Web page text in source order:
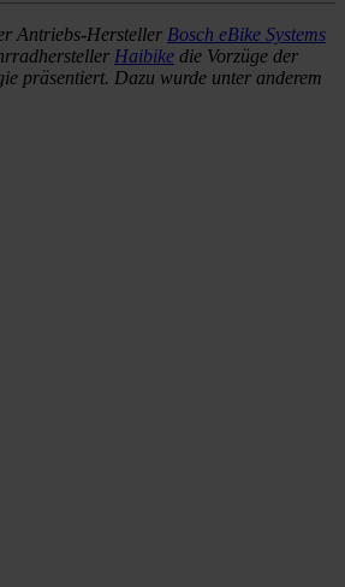
Antriebs-Hersteller Bosch eBike Systems
Haibike die Vorzüge der
präsentiert. Dazu wurde unter anderem